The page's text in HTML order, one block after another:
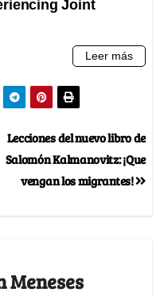
Lecciones del nuevo libro de
Salomón Kalmanovitz: ¡Que
vengan los migrantes!
Meneses